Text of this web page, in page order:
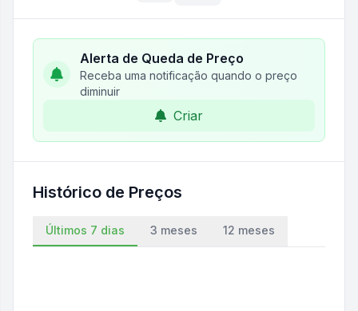
Alerta de Queda de Preço
Receba uma notificação quando o preço
diminuir
Criar
Histórico de Preços
Últimos 7 dias 3 meses 12 meses